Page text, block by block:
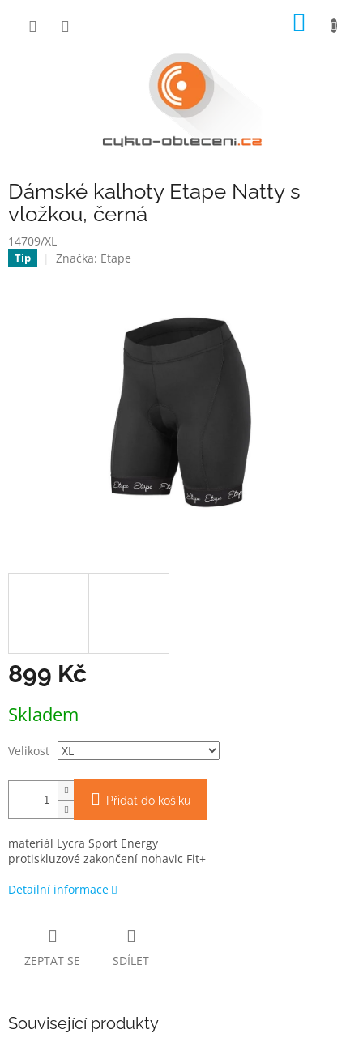
Dámské kalhoty Etape Natty s
vložkou, černá
14709/XL
Tip Značka: Etape
899 Kč
cena:
Skladem
Velikost
Přidat do košíku
materiál Lycra Sport Energy
protiskluzové zakončení nohavic Fit+
Detailní informace
ZEPTAT SE SDÍLET
Související produkty